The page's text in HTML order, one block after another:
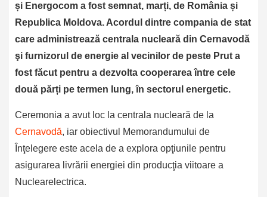
și Energocom a fost semnat, marți, de România și
Republica Moldova. Acordul dintre compania de stat
care administrează centrala nucleară din Cernavodă
şi furnizorul de energie al vecinilor de peste Prut a
fost făcut pentru a dezvolta cooperarea între cele
două părți pe termen lung, în sectorul energetic.
Ceremonia a avut loc la centrala nucleară de la
Cernavodă, iar obiectivul Memorandumului de
Înţelegere este acela de a explora opţiunile pentru
asigurarea livrării energiei din producţia viitoare a
Nuclearelectrica.